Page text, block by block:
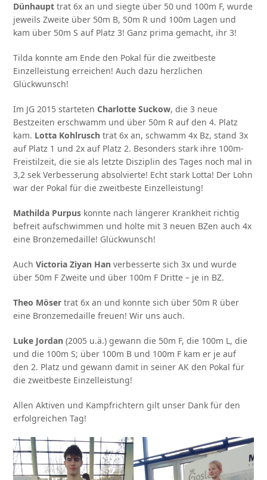
Dünhaupt trat 6x an und siegte über 50 und 100m F, wurde
jeweils Zweite über 50m B, 50m R und 100m Lagen und
kam über 50m S auf Platz 3! Ganz prima gemacht, ihr 3!
Tilda konnte am Ende den Pokal für die zweitbeste
Einzelleistung erreichen! Auch dazu herzlichen
Glückwunsch!
Im JG 2015 startetenCharlotte Suckow, die 3 neue
Bestzeiten erschwamm und über 50m R auf den 4. Platz
kam. Lotta Kohlruschtrat 6x an, schwamm 4x Bz, stand 3x
auf Platz 1 und 2x auf Platz 2. Besonders stark ihre 100m-
Freistilzeit, die sie als letzte Disziplin des Tages noch mal in
3,2 sek Verbesserung absolvierte! Echt stark Lotta! Der Lohn
war der Pokal für die zweitbeste Einzelleistung!
Mathilda Purpus konnte nach längerer Krankheit richtig
befreit aufschwimmen und holte mit 3 neuen BZen auch 4x
eine Bronzemedaille! Glückwunsch!
AuchVictoria Ziyan Han verbesserte sich 3x und wurde
über 50m F Zweite und über 100m F Dritte – je in BZ.
Theo Möser trat 6x an und konnte sich über 50m R über
eine Bronzemedaille freuen! Wir uns auch.
Luke Jordan (2005 u.ä.) gewann die 50m F, die 100m L, die
und die 100m S; über 100m B und 100m F kam er je auf
den 2. Platz und gewann damit in seiner AK den Pokal für
die zweitbeste Einzelleistung!
Allen Aktiven und Kampfrichtern gilt unser Dank für den
erfolgreichen Tag!